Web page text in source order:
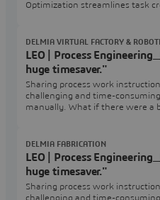
Optimization streamlines task
Positioner angleAutomatically
task with multiple positioner
LEO | Process
huge timesaver."
Sharing process work
challenging and time-
manually. What if there were a
DELMIA VIRTUAL FACTORY &
LEO | Process
huge timesaver."
Sharing process work
DELMIA FABRICATION